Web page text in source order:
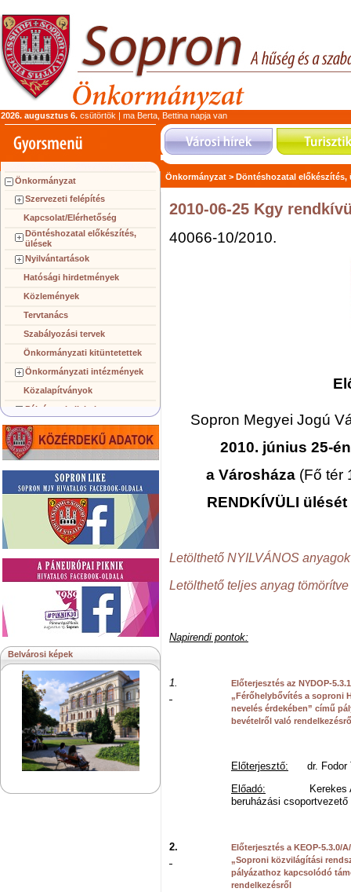
2026. augusztus 6. csütörtök | ma Berta, Bettina napja van
Önkormányzat
Szervezeti felépítés
Kapcsolat/Elérhetőség
Döntéshozatal előkészítés,
ülések
Nyilvántartások
Hatósági hirdetmények
Közlemények
Tervtanács
Szabályozási tervek
Önkormányzati kitüntetettek
Önkormányzati intézmények
Közalapítványok
Pályázatok, licitek
Koncepciók, tervezetek
Településképi követelmények
Közérdekű információk
Testvérvárosok
Belvárosi képek
Önkormányzat > Döntéshozatal előkészítés,
2010-06-25 Kgy
40066-10/2010.
Sopron Megyei Jogú
2010. június 25-
a Városháza(Fő tér
RENDKÍVÜLI
Letölthető NYILVÁNOS
Letölthető teljes anyag tömörítve
Napirendi pontok:
1.
Előterjesztés az NYDOP-
„Férőhelybővítés a soproni
nevelés érdekében” című
bevételről való
Előterjesztő: dr. Fodor
Előadó: Kerekes
beruházási csoportvezető
2.
Előterjesztés a KEOP-5.3.0/
„Soproni közvilágítási
pályázathoz kapcsolódó
rendelkezésről